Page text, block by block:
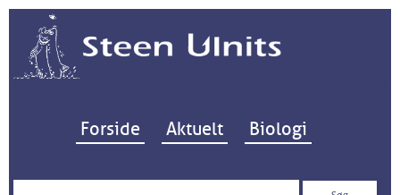
Hop til indhold
Forside Aktuelt Biologi
Søg